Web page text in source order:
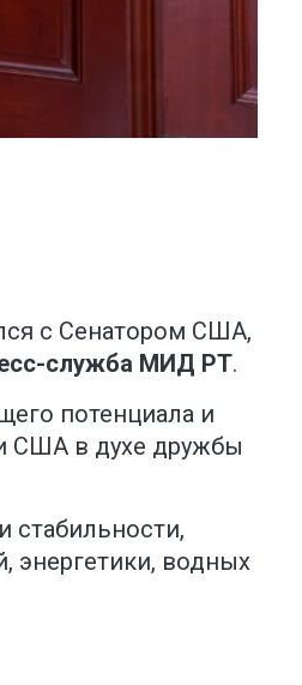
с Сенатором США,
служба МИД РТ.
потенциала и
США в духе дружбы
стабильности,
энергетики, водных